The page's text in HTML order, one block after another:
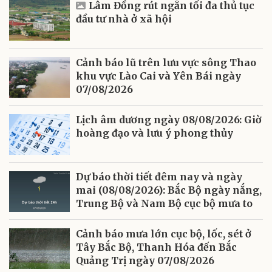
Lâm Đồng rút ngắn tối đa thủ tục
đầu tư nhà ở xã hội
Cảnh báo lũ trên lưu vực sông Thao
khu vực Lào Cai và Yên Bái ngày
07/08/2026
Lịch âm dương ngày 08/08/2026: Giờ
hoàng đạo và lưu ý phong thủy
Dự báo thời tiết đêm nay và ngày
mai (08/08/2026): Bắc Bộ ngày nắng,
Trung Bộ và Nam Bộ cục bộ mưa to
Cảnh báo mưa lớn cục bộ, lốc, sét ở
Tây Bắc Bộ, Thanh Hóa đến Bắc
Quảng Trị ngày 07/08/2026